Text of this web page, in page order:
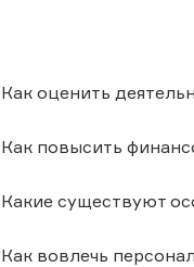
Как оценить
Как повысить
Какие существуют
Как вовлечь